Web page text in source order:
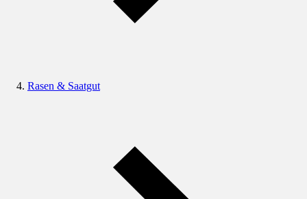
Rasen & Saatgut